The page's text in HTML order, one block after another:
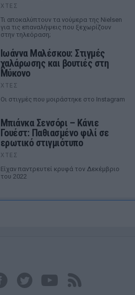
ΧΤΕΣ
Τι αποκαλύπτουν τα νούμερα της Nielsen
για τις επαναλήψεις που ξεχωρίζουν
στην τηλεόραση;
Ιωάννα Μαλέσκου: Στιγμές
χαλάρωσης και βουτιές στη
Μύκονο
ΧΤΕΣ
Οι στιγμές που μοιράστηκε στο Instagram
Μπιάνκα Σενσόρι – Κάνιε
Γουέστ: Παθιασμένο φιλί σε
ερωτικό στιγμιότυπο
ΧΤΕΣ
Είχαν παντρευτεί κρυφά τον Δεκέμβριο
του 2022